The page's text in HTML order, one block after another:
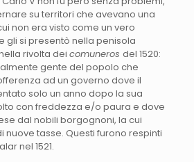
su territori che avevano una
non era visto come un vero
gli si presentò nella penisola
rivolta dei comuneros del 1520:
gente del popolo che
ad un governo dove il
solo un anno dopo la sua
con freddezza e/o paura e dove
dal nobili borgognoni, la cui
nuove tasse. Questi furono respinti
nel 1521.